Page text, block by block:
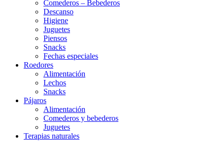
Comederos – Bebederos
Descanso
Higiene
Juguetes
Piensos
Snacks
Fechas especiales
Roedores
Alimentación
Lechos
Snacks
Pájaros
Alimentación
Comederos y bebederos
Juguetes
Terapias naturales